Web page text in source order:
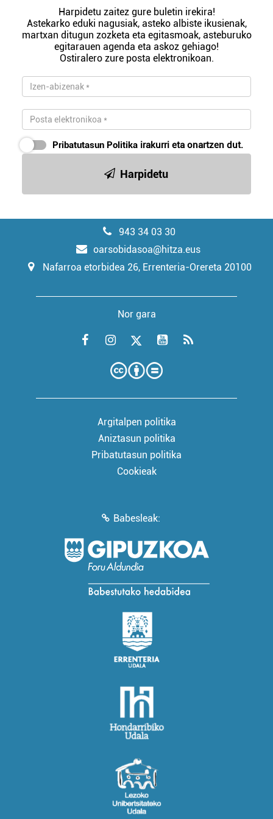
Harpidetu zaitez gure buletin irekira!
Astekarko eduki nagusiak, asteko albiste ikusienak,
martxan ditugun zozketa eta egitasmoak, asteburuko
egitarauen agenda eta askoz gehiago!
Ostiralero zure posta elektronikoan.
Pribatutasun Politika irakurri eta onartzen dut.
Harpidetu
943 34 03 30
oarsobidasoa@hitza.eus
Nafarroa etorbidea 26, Errenteria-Orereta 20100
Nor gara
Argitalpen politika
Aniztasun politika
Pribatutasun politika
Cookieak
Babesleak: